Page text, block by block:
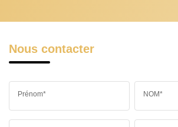
Nous contacter
Prénom* NOM*